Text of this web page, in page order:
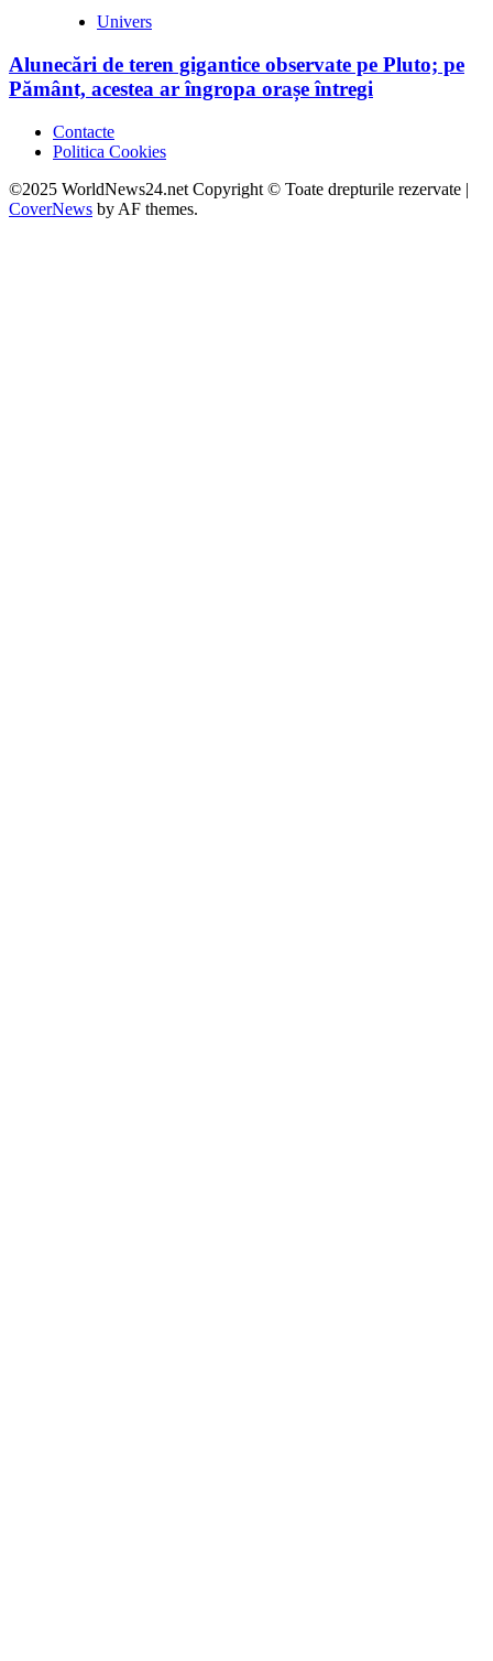
Univers
Alunecări de teren gigantice observate pe Pluto; pe
Pământ, acestea ar îngropa orașe întregi
Contacte
Politica Cookies
©2025 WorldNews24.net Copyright © Toate drepturile rezervate |
CoverNews by AF themes.